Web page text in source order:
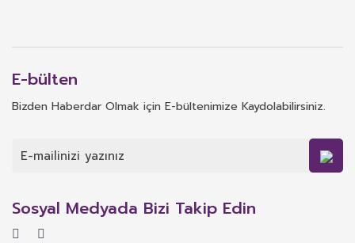
E-bülten
Bizden Haberdar Olmak için E-bültenimize Kaydolabilirsiniz.
Sosyal Medyada Bizi Takip Edin